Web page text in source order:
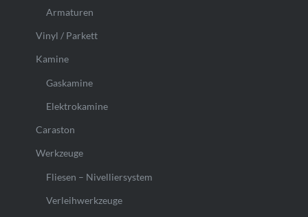
Armaturen
Vinyl / Parkett
Kamine
Gaskamine
Elektrokamine
Caraston
Werkzeuge
Fliesen – Nivelliersystem
Verleihwerkzeuge